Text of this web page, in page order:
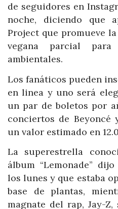
de seguidores en
noche, diciendo que
Project que promueve
vegana parcial
ambientales.
Los fanáticos pueden
en linea y uno será
un par de boletos por
conciertos de Beyoncé
un valor estimado en
La superestrella
álbum “Lemonade”
los lunes y que estaba
base de plantas,
magnate del rap, Jay-